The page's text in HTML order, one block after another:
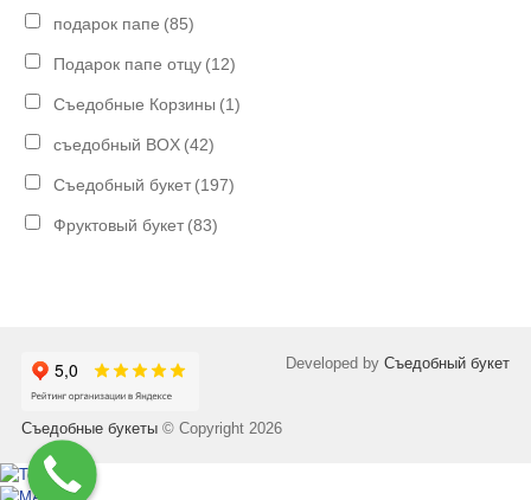
подарок папе (85)
Подарок папе отцу (12)
Съедобные Корзины (1)
съедобный BOX (42)
Съедобный букет (197)
Фруктовый букет (83)
Съедобные букеты © Copyright 2026
Developed byСъедобный букет